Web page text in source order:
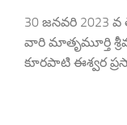
30 జనవరి 2023
వారి మాతృమూర్తి
కూరపాటి ఈశ్వర